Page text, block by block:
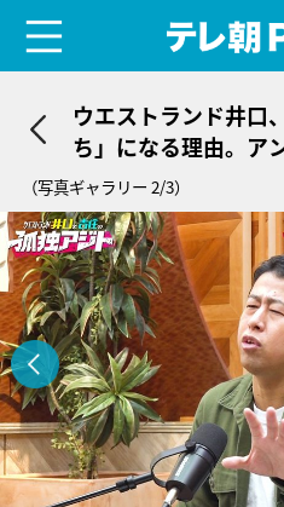
ウエストランド井口
ち」になる理由。ア
は「どうせ…」
（写真ギャラリー 2/3）